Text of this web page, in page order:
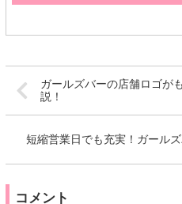
ガールズバーの店舗ロゴが
説！
短縮営業日でも充実！ガール
コメント